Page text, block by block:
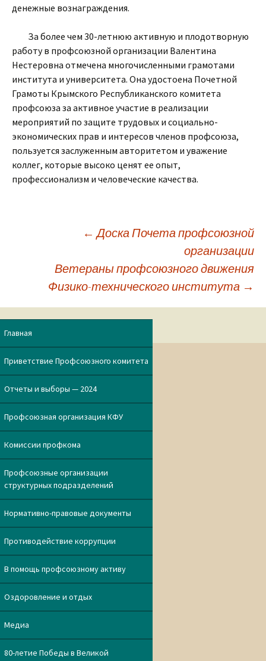
денежные вознаграждения.
За более чем 30-летнюю активную и плодотворную
работу в профсоюзной организации Валентина
Нестеровна отмечена многочисленными грамотами
института и университета. Она удостоена Почетной
Грамоты Крымского Республиканского комитета
профсоюза за активное участие в реализации
мероприятий по защите трудовых и социально-
экономических прав и интересов членов профсоюза,
пользуется заслуженным авторитетом и уважение
коллег, которые высоко ценят ее опыт,
профессионализм и человеческие качества.
Навигация
по
записям
← Доска Почета профсоюзной
организации
Ветераны профсоюзного движения
Физико-технического института →
Главная
Приветствие Профсоюзного комитета
Отчеты и выборы — 2024
Профсоюзная организация КФУ
Комиссии профкома
Профсоюзные организации
структурных подразделений
Нормативно-правовые документы
Противодействие коррупции
В помощь профсоюзному активу
Оздоровление и отдых
Медиа
80-летие Победы в Великой